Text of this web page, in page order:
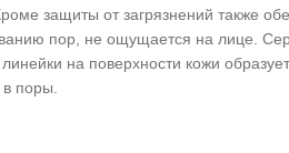
защиты от загрязнений также
пор, не ощущается на лице.
на поверхности кожи
поры.